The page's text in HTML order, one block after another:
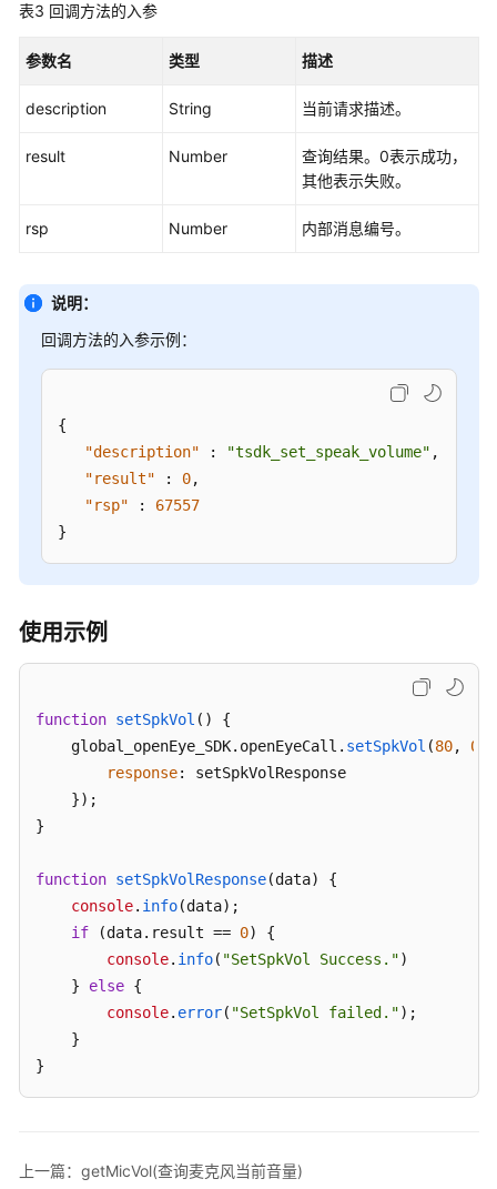
入
网
版
量
集
成
(JS)
接
页
户
接
座
席
成
席
轻
量
续
集
（JS）
席
表3 回调方法的入参
参数名 类型 描述
description String 当前请求描述。
result Number
查询结果。0表示成功，
其他表示失败。
rsp Number 内部消息编号。
说明：
回调方法的入参示例：
{
"description"
: "tsdk_set_speak_volume" ,
"result"
: 0,
"rsp"
:
67557
}
使用示例
function setSpkVol ( ) {
    global_openEye_SDK.
openEyeCall . setSpkVol (80, 0
response: setSpkVolResponse
    });
}
function setSpkVolResponse(data) {
console. info(data);
if (data. result == 0) {
console. info( "SetSpkVol Success.")
    }
else {
console. error( "SetSpkVol failed.");
    }
}
上一篇：getMicVol(查询麦克风当前音量)